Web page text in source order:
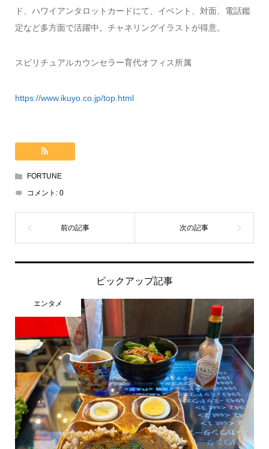
ド、ハワイアンタロットカードにて、イベント、対面、電話鑑
定など多方面で活躍中。チャネリングイラストが得意。
スピリチュアルカウンセラー育代オフィス所属
https://www.ikuyo.co.jp/top.html
FORTUNE
コメント: 0
ピックアップ記事
エンタメ